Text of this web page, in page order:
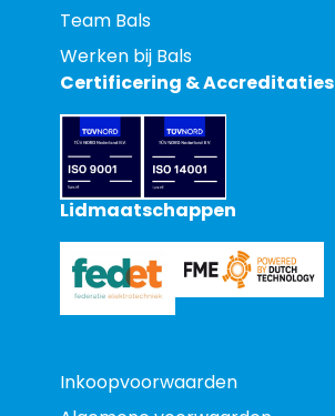
Team Bals
Werken bij Bals
Certificering & Accreditaties
Lidmaatschappen
Inkoopvoorwaarden